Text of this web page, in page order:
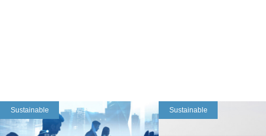
Sustainable Sustainable